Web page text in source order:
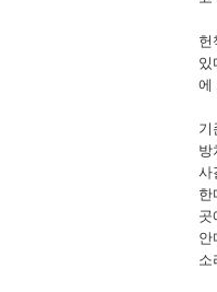
헌
있
에
기
방
사
한
곳
안
소